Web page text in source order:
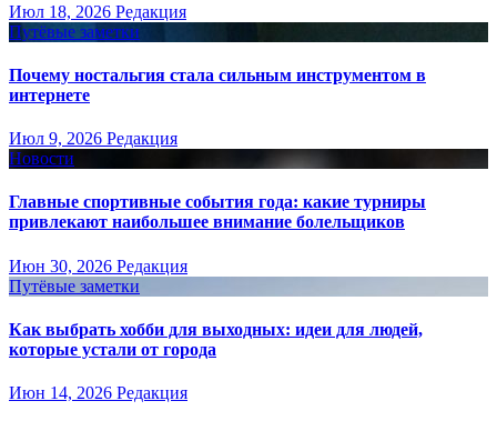
Июл 18, 2026 Редакция
Путёвые заметки
Почему ностальгия стала сильным инструментом в
интернете
Июл 9, 2026 Редакция
Новости
Главные спортивные события года: какие турниры
привлекают наибольшее внимание болельщиков
Июн 30, 2026 Редакция
Путёвые заметки
Как выбрать хобби для выходных: идеи для людей,
которые устали от города
Июн 14, 2026 Редакция